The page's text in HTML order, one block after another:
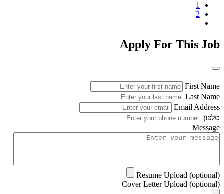
1
2
Apply For This Job
First Name
Last Name
Email Address
טלפון
Message
Resume Upload (optional)
Cover Letter Upload (optional)